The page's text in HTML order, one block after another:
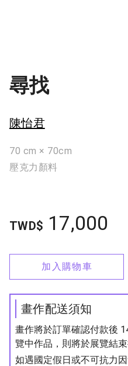
尋找
陳怡君
70 cm × 70cm
壓克力顏料
TWD$ 17,000
加入購物車
畫作配送須知
畫作將於訂單確認付款後
覽中作品，則將於展覽結
如遇國定假日或不可抗力